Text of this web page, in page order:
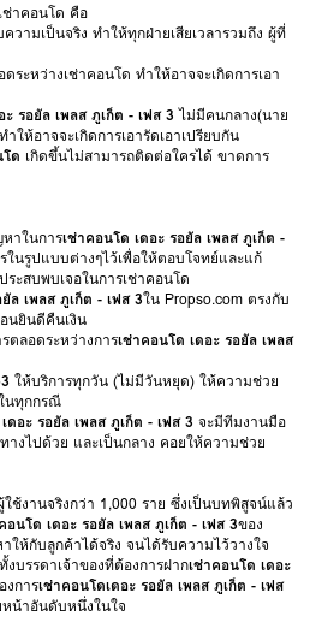
าคอนโด คือ
ามเป็นจริง ทำให้ทุกฝ่ายเสียเวลารวมถึง ผู้ที่
ะหว่างเช่าคอนโด ทำให้อาจจะเกิดการเอา
รอยัล เพลส ภูเก็ต - เฟส 3 ไม่มีคนกลาง(นาย
ห้อาจจะเกิดการเอารัดเอาเปรียบกัน
ด เกิดขึ้นไม่สามารถติดต่อใครได้ ขาดการ
าในการเช่าคอนโด เดอะ รอยัล เพลส ภูเก็ต -
ในรูปแบบต่างๆไว้เพื่อให้ตอบโจทย์และแก้
ะสบพบเจอในการเช่าคอนโด
ยัล เพลส ภูเก็ต - เฟส 3ใน Propso.com ตรงกับ
นยินดีคืนเงิน
ตลอดระหว่างการเช่าคอนโด เดอะ รอยัล เพลส
ให้บริการทุกวัน (ไม่มีวันหยุด) ให้ความช่วย
นทุกกรณี
ดอะ รอยัล เพลส ภูเก็ต - เฟส 3 จะมีทีมงานมือ
างไปด้วย และเป็นกลาง คอยให้ความช่วย
ช้งานจริงกว่า 1,000 ราย ซึ่งเป็นบทพิสูจน์แล้ว
อนโด เดอะ รอยัล เพลส ภูเก็ต - เฟส 3ของ
ห้กับลูกค้าได้จริง จนได้รับความไว้วางใจ
บรรดาเจ้าของที่ต้องการฝากเช่าคอนโด เดอะ
งการเช่าคอนโดเดอะ รอยัล เพลส ภูเก็ต - เฟส
หน้าอันดับหนึ่งในใจ